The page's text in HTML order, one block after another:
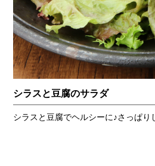
シラスと豆腐のサラダ
シラスと豆腐でヘルシーに♪さっぱり